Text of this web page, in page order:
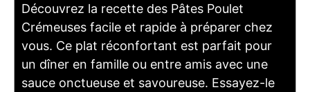
Découvrez la recette des Pâtes Poulet
Crémeuses facile et rapide à préparer chez
vous. Ce plat réconfortant est parfait pour
un dîner en famille ou entre amis avec une
sauce onctueuse et savoureuse. Essayez-le